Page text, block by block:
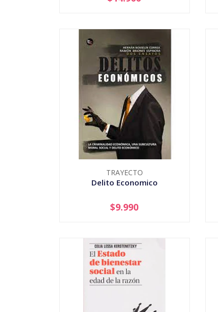
+
TRAYECTO
Delito Economico
+
$9.990